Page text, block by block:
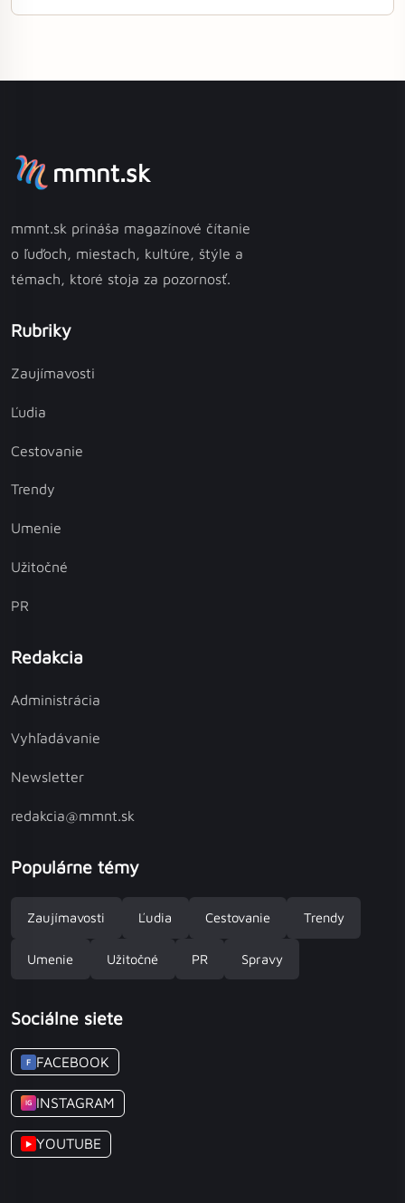
mmnt.sk
mmnt.sk prináša magazínové čítanie
o ľuďoch, miestach, kultúre, štýle a
témach, ktoré stoja za pozornosť.
Rubriky
Zaujímavosti
Ľudia
Cestovanie
Trendy
Umenie
Užitočné
PR
Redakcia
Administrácia
Vyhľadávanie
Newsletter
redakcia@mmnt.sk
Populárne témy
Zaujímavosti Ľudia Cestovanie Trendy
Umenie Užitočné PR Spravy
Sociálne siete
F FACEBOOK
IG INSTAGRAM
▶ YOUTUBE